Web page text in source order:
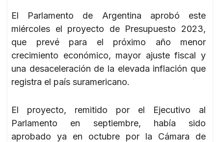
El Parlamento de Argentina aprobó este
miércoles el proyecto de Presupuesto 2023,
que prevé para el próximo año menor
crecimiento económico, mayor ajuste fiscal y
una desaceleración de la elevada inflación que
registra el país suramericano.
El proyecto, remitido por el Ejecutivo al
Parlamento en septiembre, había sido
aprobado ya en octubre por la Cámara de